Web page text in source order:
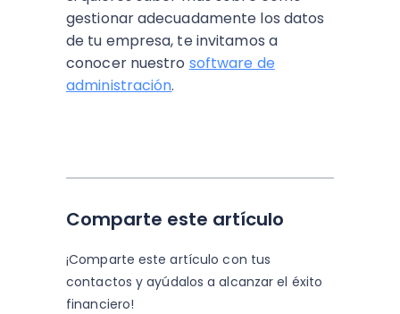
gestionar adecuadamente los datos
de tu empresa, te invitamos a
conocer nuestro software de
administración.
Comparte este artículo
¡Comparte este artículo con tus
contactos y ayúdalos a alcanzar el éxito
financiero!